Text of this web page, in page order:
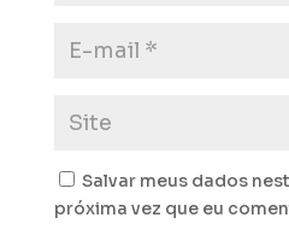
Salvar meus dados
próxima vez que eu